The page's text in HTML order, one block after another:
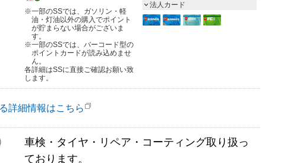
※一部のSSでは、ガソリン・軽
油・灯油以外の購入でポイント
が貯まらない場合がございま
す。
※一部のSSでは、バーコード型の
ポイントカードが読み込めませ
ん。
各詳細はSSに直接ご確認お願い致
します。
法人カード
詳細情報はこちら
車検・タイヤ・リペア・コーティング取り扱っ
ております。